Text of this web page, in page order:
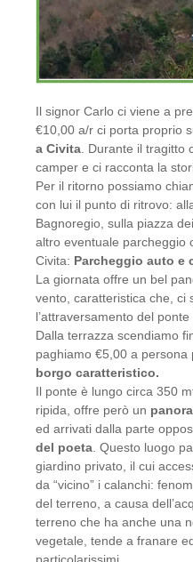
Il signor Carlo ci viene a
€10,00 a/r ci porta proprio
a Civita . Durante il
camper e ci racconta la
Per il ritorno possiamo
con lui il punto di ritrovo:
Bagnoregio, sulla piazza
altro eventuale parcheggio
Civita: Parcheggio auto e
La giornata offre un bel
vento, caratteristica che, ci
l’attraversamento del
Dalla terrazza scendiamo
paghiamo €5,00 a persona
borgo caratteristico.
Il ponte è lungo circa 350
ripida, offre però un
ed arrivati dalla parte
del poeta . Questo luogo
giardino privato, il cui
da “vicino” i calanchi:
del terreno, a causa
terreno che ha anche una
vegetale, tende a franare
particolarissimi.